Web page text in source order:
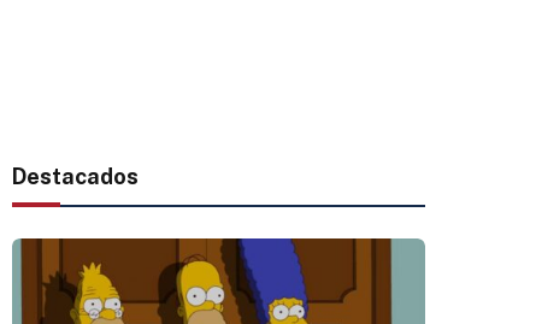
Destacados